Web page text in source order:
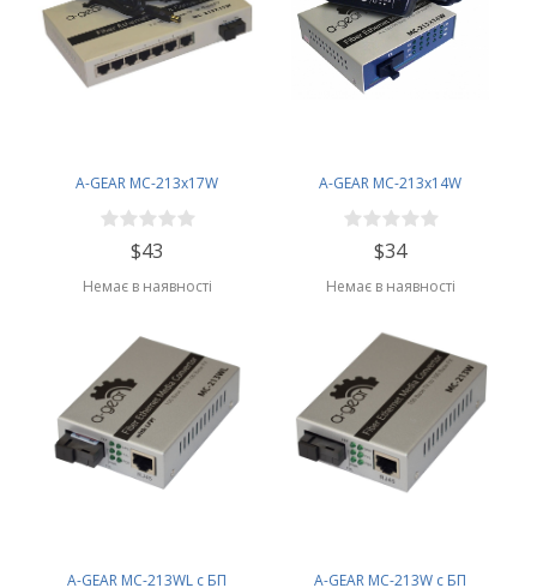
A-GEAR MC-213x17W
$43
Немає в наявності
A-GEAR MC-213x14W
$34
Немає в наявності
A-GEAR MC-213WL с БП A-GEAR MC-213W с БП